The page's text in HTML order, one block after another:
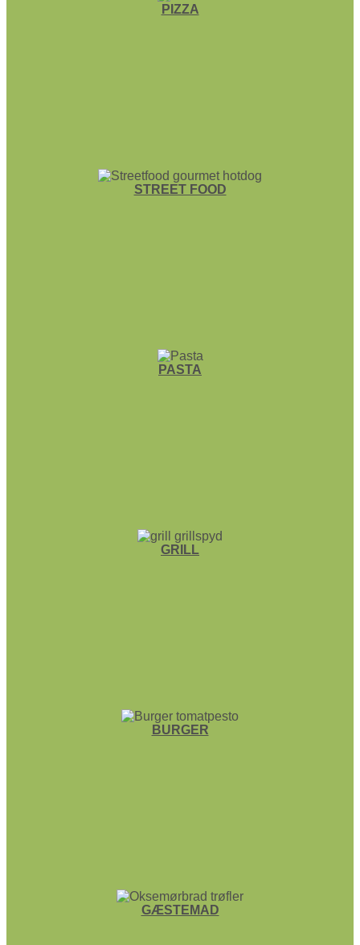
PIZZA
STREET FOOD
PASTA
GRILL
BURGER
GÆSTEMAD